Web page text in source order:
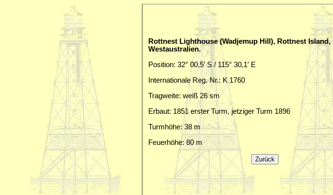
Rottnest Lighthouse (Wadjemup Hill), Rottnest Island,
Westaustralien.
Position: 32° 00,5′ S / 115° 30,1′ E
Internationale Reg. Nr.: K 1760
Tragweite: weiß 26 sm
Erbaut: 1851 erster Turm, jetziger Turm 1896
Turmhöhe: 38 m
Feuerhöhe: 80 m